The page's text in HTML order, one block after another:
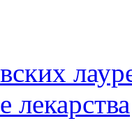
лекарства